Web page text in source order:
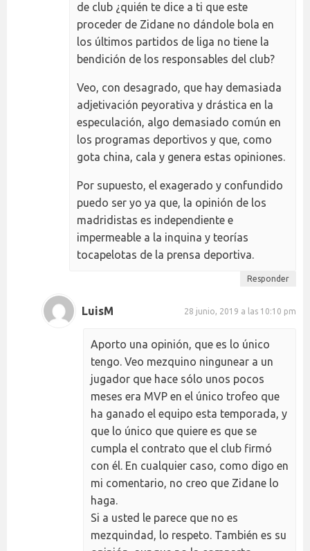
de club ¿quién te dice a ti que este
proceder de Zidane no dándole bola en
los últimos partidos de liga no tiene la
bendición de los responsables del club?
Veo, con desagrado, que hay demasiada
adjetivación peyorativa y drástica en la
especulación, algo demasiado común en
los programas deportivos y que, como
gota china, cala y genera estas opiniones.
Por supuesto, el exagerado y confundido
puedo ser yo ya que, la opinión de los
madridistas es independiente e
impermeable a la inquina y teorías
tocapelotas de la prensa deportiva.
Responder
LuisM 28 junio, 2019 a las 10:10 pm
Aporto una opinión, que es lo único
tengo. Veo mezquino ningunear a un
jugador que hace sólo unos pocos
meses era MVP en el único trofeo que
ha ganado el equipo esta temporada, y
que lo único que quiere es que se
cumpla el contrato que el club firmó
con él. En cualquier caso, como digo en
mi comentario, no creo que Zidane lo
haga.
Si a usted le parece que no es
mezquindad, lo respeto. También es su